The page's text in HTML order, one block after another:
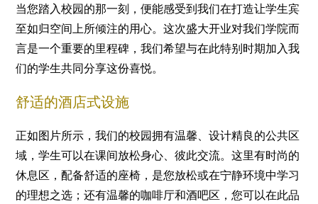
当您踏入校园的那一刻，便能感受到我们在打造让学生宾
至如归空间上所倾注的用心。这次盛大开业对我们学院而
言是一个重要的里程碑，我们希望与在此特别时期加入我
们的学生共同分享这份喜悦。
舒适的酒店式设施
正如图片所示，我们的校园拥有温馨、设计精良的公共区
域，学生可以在课间放松身心、彼此交流。这里有时尚的
休息区，配备舒适的座椅，是您放松或在宁静环境中学习
的理想之选；还有温馨的咖啡厅和酒吧区，您可以在此品